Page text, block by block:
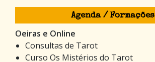
Agenda / Formações
Oeiras e Online
Consultas de Tarot
Curso Os Mistérios do Tarot